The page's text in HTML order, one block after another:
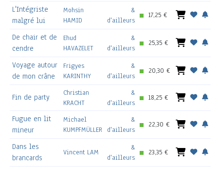
L'Intégriste
malgré lui
Mohsin
HAMID
&
d'ailleurs
17,25 €
De chair et de
cendre
Ehud
HAVAZELET
&
d'ailleurs
25,35 €
Voyage autour
de mon crâne
Frigyes
KARINTHY
&
d'ailleurs
20,30 €
Fin de party
Christian
KRACHT
&
d'ailleurs
18,25 €
Fugue en lit
mineur
Michael
KUMPFMÜLLER
&
d'ailleurs
22,30 €
Dans les
brancards
Vincent LAM
&
d'ailleurs
23,35 €